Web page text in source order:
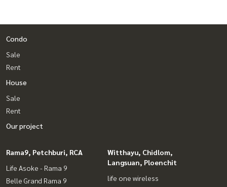
Condo
Sale
Rent
House
Sale
Rent
Our project
Rama9, Petchburi, RCA
Life Asoke - Rama 9
Belle Grand Rama 9
Witthayu, Chidlom,
Langsuan, Ploenchit
life one wireless